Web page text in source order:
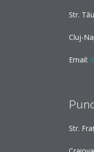
Str.
Cluj-
Email:
Str.